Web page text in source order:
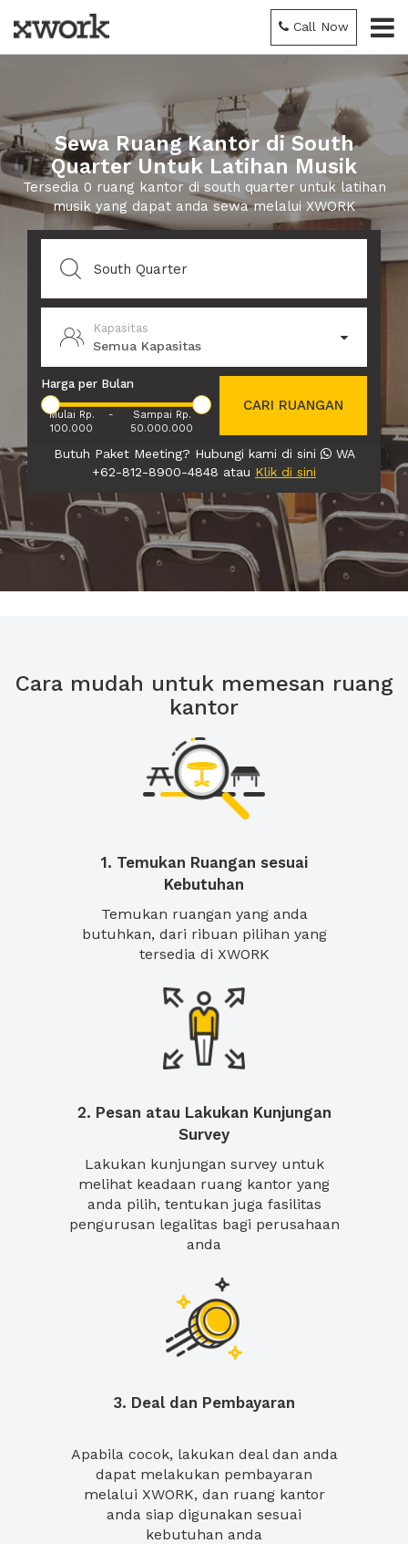
Call Now
Sewa Ruang Kantor di South
Quarter Untuk Latihan Musik
Tersedia 0 ruang kantor di south quarter untuk latihan
musik yang dapat anda sewa melalui XWORK
Kapasitas
Semua Kapasitas
Harga per Bulan
Mulai Rp.
100.000
-
Sampai Rp.
50.000.000
CARI RUANGAN
Butuh Paket Meeting? Hubungi kami di sini
WA
+62-812-8900-4848 atau Klik di sini
Cara mudah untuk memesan ruang
kantor
1. Temukan Ruangan sesuai
Kebutuhan
Temukan ruangan yang anda
butuhkan, dari ribuan pilihan yang
tersedia di XWORK
2. Pesan atau Lakukan Kunjungan
Survey
Lakukan kunjungan survey untuk
melihat keadaan ruang kantor yang
anda pilih, tentukan juga fasilitas
pengurusan legalitas bagi perusahaan
anda
3. Deal dan Pembayaran
Apabila cocok, lakukan deal dan anda
dapat melakukan pembayaran
melalui XWORK, dan ruang kantor
anda siap digunakan sesuai
kebutuhan anda